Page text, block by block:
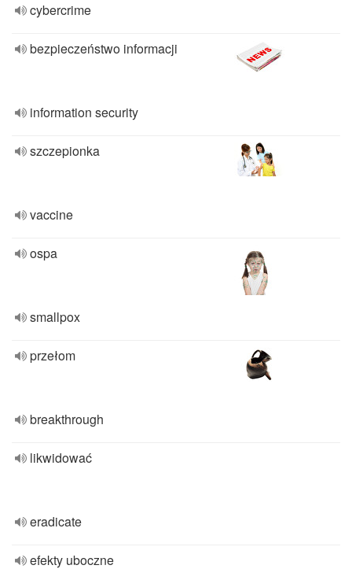
cybercrime
bezpieczeństwo informacji
information security
szczepionka
vaccine
ospa
smallpox
przełom
breakthrough
likwidować
eradicate
efekty uboczne